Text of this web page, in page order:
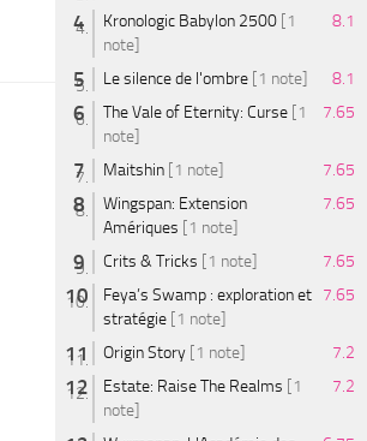
Kronologic Babylon 2500 [1
note]
8.1
Le silence de l'ombre [1 note]
8.1
The Vale of Eternity: Curse [1
note]
7.65
Maitshin [1 note]
7.65
Wingspan: Extension
Amériques [1 note]
7.65
Crits & Tricks [1 note]
7.65
Feya’s Swamp : exploration et
stratégie [1 note]
7.65
Origin Story [1 note]
7.2
Estate: Raise The Realms [1
note]
7.2